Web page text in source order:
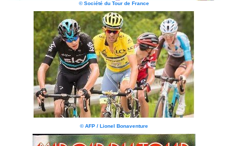
© Société du Tour de France
© AFP / Lionel Bonaventure